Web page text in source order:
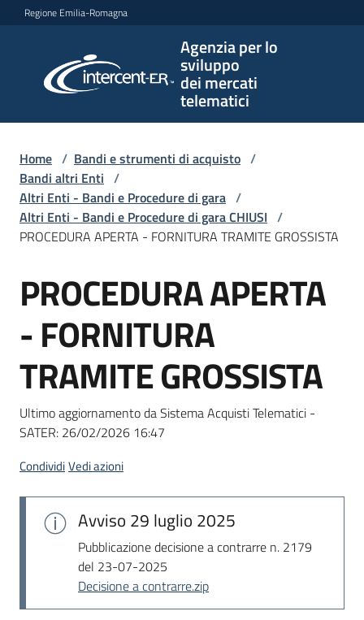
Vai al contenuto
Vai alla navigazione
Vai al footer
Regione Emilia-Romagna
Agenzia per lo
sviluppo
dei mercati
telematici
per lo
sviluppo
telematici
L'Agenzia
Bandi
strumenti
acquisto
Supporto
telematiche
Home / Bandi e strumenti di acquisto /
Bandi altri Enti /
Altri Enti - Bandi e Procedure di gara /
Altri Enti - Bandi e Procedure di gara CHIUSI /
PROCEDURA APERTA - FORNITURA TRAMITE GROSSISTA
Salta al contenuto
PROCEDURA APERTA
- FORNITURA
TRAMITE GROSSISTA
Ultimo aggiornamento da Sistema Acquisti Telematici -
SATER: 26/02/2026 16:47
CondividiVedi azioni
Avviso 29 luglio 2025
Pubblicazione decisione a contrarre n. 2179
del 23-07-2025
Decisione a contrarre.zip